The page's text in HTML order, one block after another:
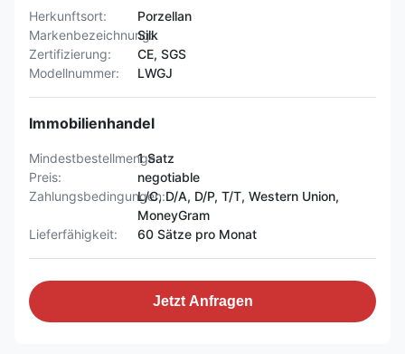
Herkunftsort:
Porzellan
Markenbezeichnung:
Silk
Zertifizierung:
CE, SGS
Modellnummer:
LWGJ
Immobilienhandel
Mindestbestellmenge:
1 Satz
Preis:
negotiable
Zahlungsbedingungen:L/C, D/A, D/P, T/T, Western Union,
MoneyGram
Lieferfähigkeit:
60 Sätze pro Monat
Jetzt Anfragen